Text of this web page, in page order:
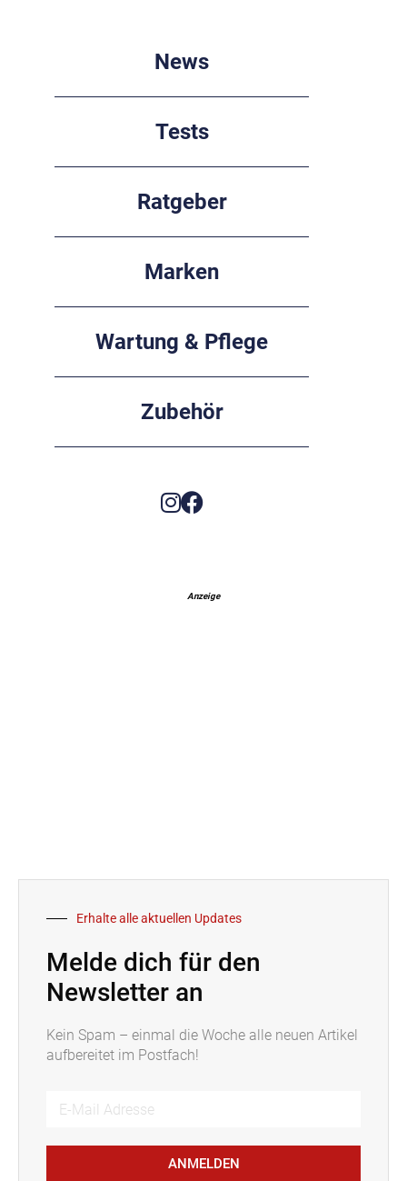
News
Tests
Ratgeber
Marken
Wartung & Pflege
Zubehör
Anzeige
Erhalte alle aktuellen Updates
Melde dich für den
Newsletter an
Kein Spam – einmal die Woche alle neuen Artikel
aufbereitet im Postfach!
ANMELDEN